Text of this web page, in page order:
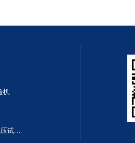
机
DYE-300B型全自动恒应力抗折抗压试验机